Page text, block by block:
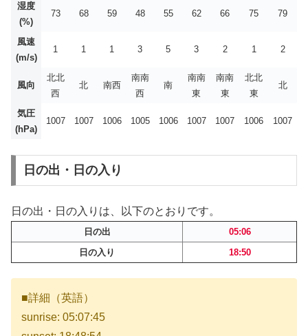
湿度
(%)
73 68 59 48 55 62 66 75 79
風速
(m/s)
1 1 1 3 5 3 2 1 2
風向
北北
西
北 南西
南南
西
南
南南
東
南南
東
北北
東
北
気圧
(hPa)
1007 1007 1006 1005 1006 1007 1007 1006 1007
日の出・日の入り
日の出・日の入りは、以下のとおりです。
日の出
05:06
日の入り
18:50
■詳細（英語）
sunrise: 05:07:45